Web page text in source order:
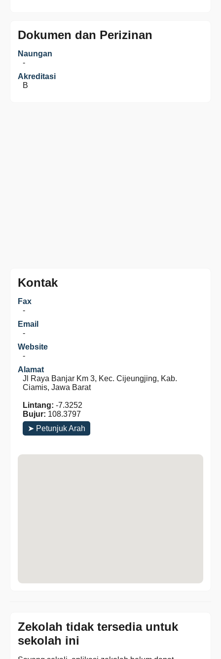
Dokumen dan Perizinan
Naungan
-
Akreditasi
B
Kontak
Fax
-
Email
-
Website
-
Alamat
Jl Raya Banjar Km 3, Kec. Cijeungjing, Kab.
Ciamis, Jawa Barat
Lintang: -7.3252
Bujur: 108.3797
➤ Petunjuk Arah
Zekolah tidak tersedia untuk
sekolah ini